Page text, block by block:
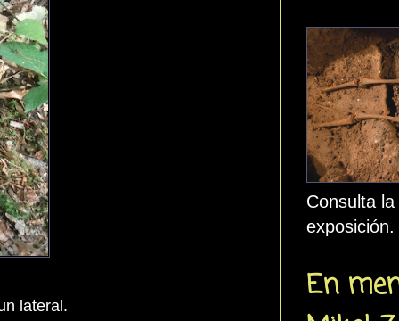
lateral.
Consulta
exposición.
En